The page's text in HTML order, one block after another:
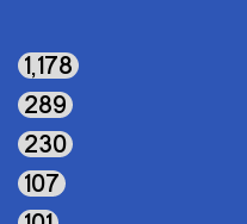
1٬178
289
230
107